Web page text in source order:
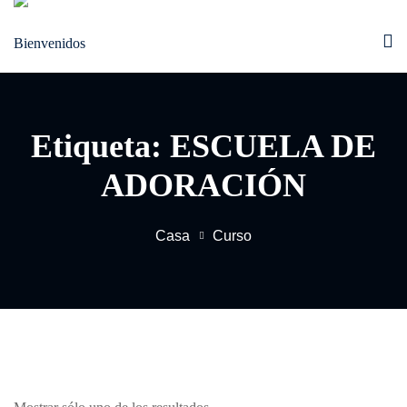
Saltar
Etiqueta: ESCUELA DE
ADORACIÓN
Casa Curso